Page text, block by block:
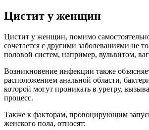
Цистит у женщин
Цистит у женщин, помимо
сочетается с другими заболеваниями не
половой систем, например, вульвитом,
Возникновение инфекции также
расположением анальной области,
которой могут проникать в уретру,
процесс.
Также к факторам, провоцирующим
женского пола, относят: